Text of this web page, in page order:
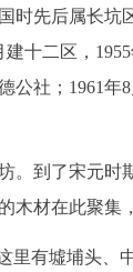
时先后属长
十二区，
公社；1961
。到了宋元
材在此聚集
里有墟埔头、